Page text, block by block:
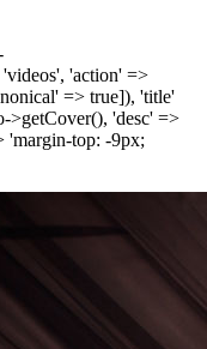
'action' =>
=> true]), 'title'
>getCover(), 'desc' =>
'margin-top: -9px;